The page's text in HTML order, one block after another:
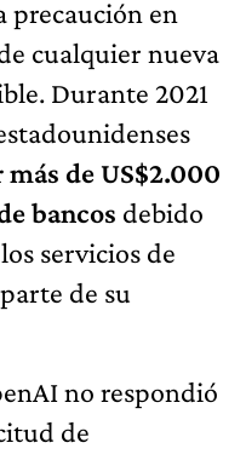
precaución en
cualquier nueva
Durante 2021
de US$2.000
bancos debido
servicios de
de su
no respondió
de